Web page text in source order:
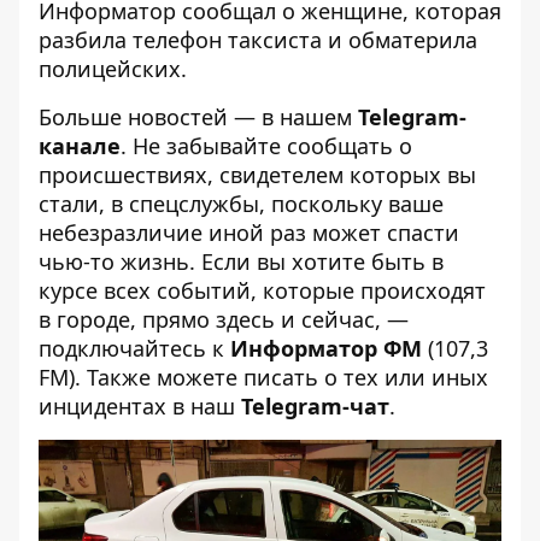
Информатор сообщал о женщине, которая
разбила телефон таксиста и обматерила
полицейских.
Больше новостей — в нашем Telegram-
канале. Не забывайте сообщать о
происшествиях, свидетелем которых вы
стали, в спецслужбы, поскольку ваше
небезразличие иной раз может спасти
чью-то жизнь. Если вы хотите быть в
курсе всех событий, которые происходят
в городе, прямо здесь и сейчас, —
подключайтесь к Информатор ФМ (107,3
FM). Также можете писать о тех или иных
инцидентах в наш Telegram-чат.